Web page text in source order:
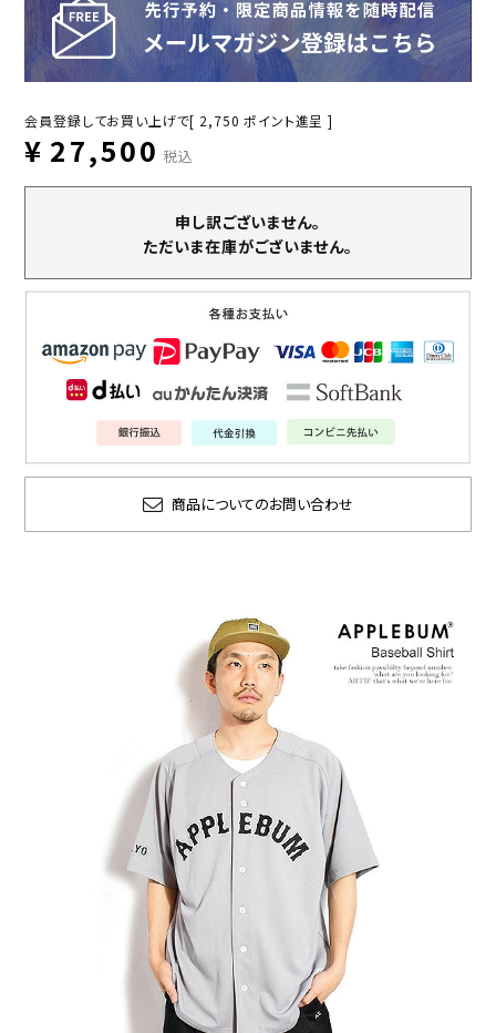
会員登録してお買い上げで[ 2,750 ポイント進呈 ]
¥ 27,500 税込
申し訳ございません。
ただいま在庫がございません。
商品についてのお問い合わせ